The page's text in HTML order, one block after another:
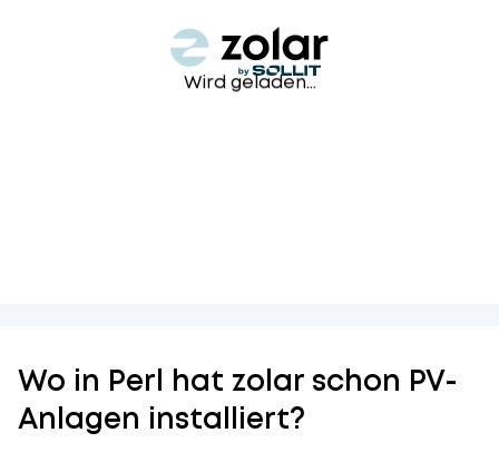
Wird geladen...
Wo in Perl hat zolar schon PV-
Anlagen installiert?